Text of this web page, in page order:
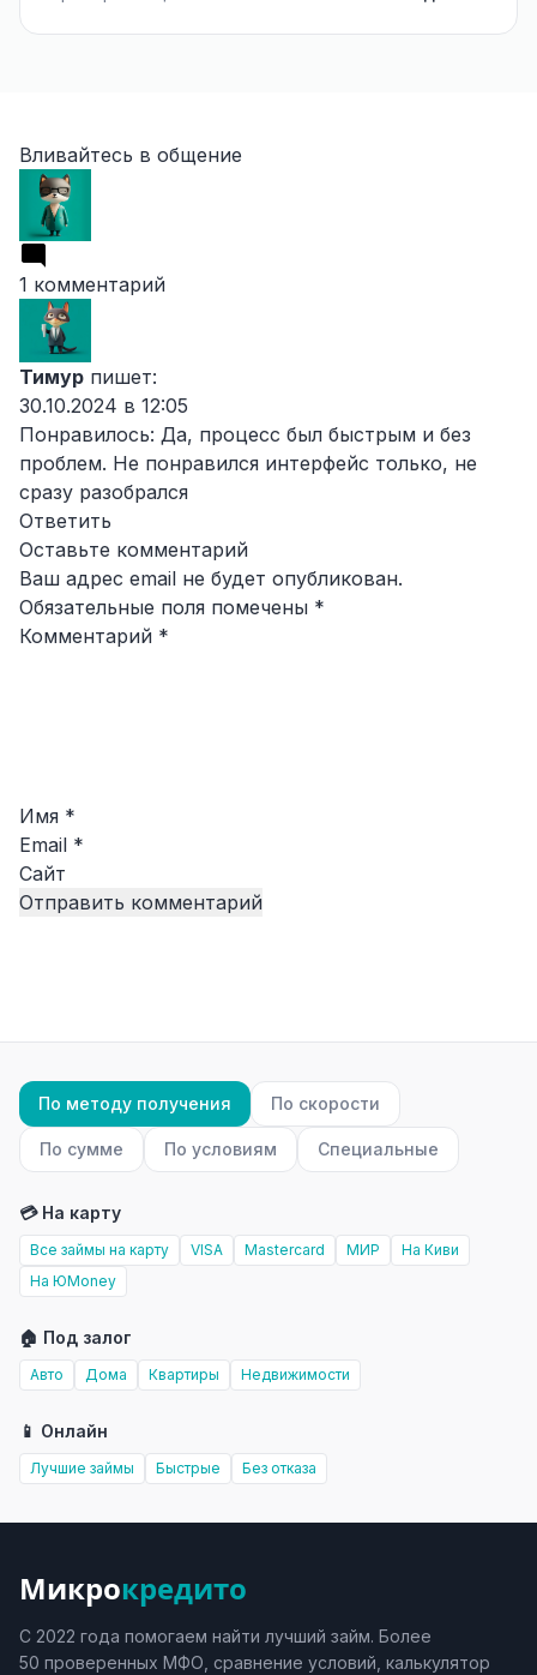
Вливайтесь в общение
1 комментарий
Тимур пишет:
30.10.2024 в 12:05
Понравилось: Да, процесс был быстрым и без
проблем. Не понравился интерфейс только, не
сразу разобрался
Ответить
Оставьте комментарий
Ваш адрес email не будет опубликован.
Обязательные поля помечены *
Комментарий *
Имя *
Email *
Сайт
По методу получения По скорости
По сумме По условиям Специальные
💳 На карту
Все займы на карту VISA Mastercard МИР
На Киви
На ЮMoney
🏠 Под залог
Авто Дома Квартиры Недвижимости
📱 Онлайн
Лучшие займы Быстрые Без отказа
Микрокредито
С 2022 года помогаем найти лучший займ. Более
50 проверенных МФО, сравнение условий, калькулятор